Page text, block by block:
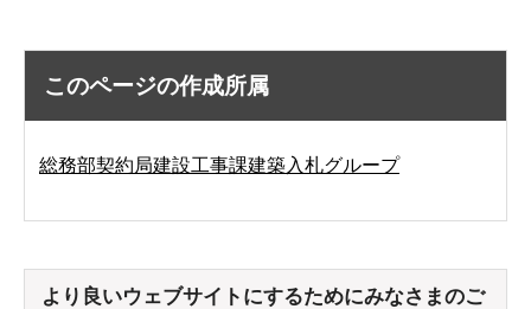
このページの作成所属
総務部契約局建設工事課建築入札グループ
より良いウェブサイトにするためにみなさまのご